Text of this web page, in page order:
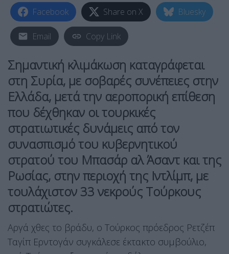
Facebook Share on X Bluesky
Email Copy Link
Σημαντική κλιμάκωση καταγράφεται
στη Συρία, με σοβαρές συνέπειες στην
Ελλάδα, μετά την αεροπορική επίθεση
που δέχθηκαν οι τουρκικές
στρατιωτικές δυνάμεις από τον
συνασπισμό του κυβερνητικού
στρατού του Μπασάρ αλ Άσαντ και της
Ρωσίας, στην περιοχή της Ιντλίμπ, με
τουλάχιστον 33 νεκρούς Τούρκους
στρατιώτες.
Αργά χθες το βράδυ, ο Τούρκος πρόεδρος Ρετζέπ
Ταγίπ Ερντογάν συγκάλεσε έκτακτο συμβούλιο,